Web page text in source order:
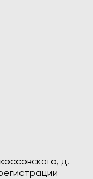
д.